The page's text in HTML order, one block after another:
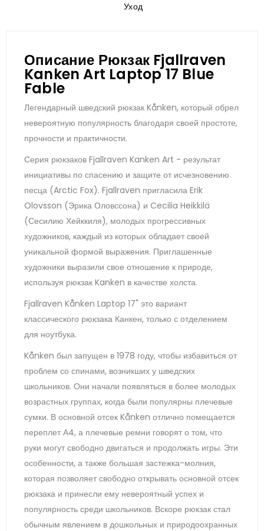
Уход
Описание Рюкзак Fjallraven
Kanken Art Laptop 17 Blue
Fable
Легендарный шведский рюкзак Kånken, который обрел
невероятную популярность благодаря своей простоте,
прочности и практичности.
Серия рюкзаков Fjallraven Kanken Art - результат
инициативы по спасению и защите от исчезновению
песца (Arctic Fox). Fjallraven пригласила Erik
Olovsson (Эрика Оловссона) и Cecilia Heikkilä
(Сесилию Хейккиля), молодых прогрессивных
художников, каждый из которых обладает своей
уникальной формой выражения. Приглашенные
художники выразили свое отношение к природе,
используя рюкзак Kanken в качестве холста.
Fjallraven Kånken Laptop 17" это вариант
классического рюкзака Канкен, только с отделением
для ноутбука.
Kånken был запущен в 1978 году, чтобы избавиться от
проблем со спинами, возникших у шведских
школьников. Они начали появляться в более молодых
возрастных группах, когда были популярны плечевые
сумки. В основной отсек Kånken отлично помещается
переплет А4, а плечевые ремни говорят о том, что
руки могут свободно двигаться и продолжать игры. Эти
особенности, а также большая застежка-молния,
которая позволяет свободно открывать основной отсек
рюкзака и принесли ему невероятный успех и
популярность среди школьников. Вскоре рюкзак стал
обычным явлением в дошкольных и природоохранных